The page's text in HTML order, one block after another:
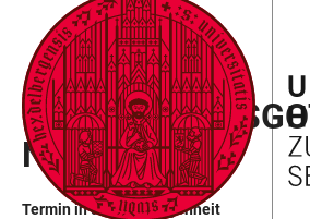
LINKS
ZUR
BARRIEREFREIHEIT
ZUM
HAUPTINHALT
HAUPTNAVIGATION
ÖFFNEN
WEBSEITENSUCHE
ÖFFNEN
NST
Termin in der Vergangenheit